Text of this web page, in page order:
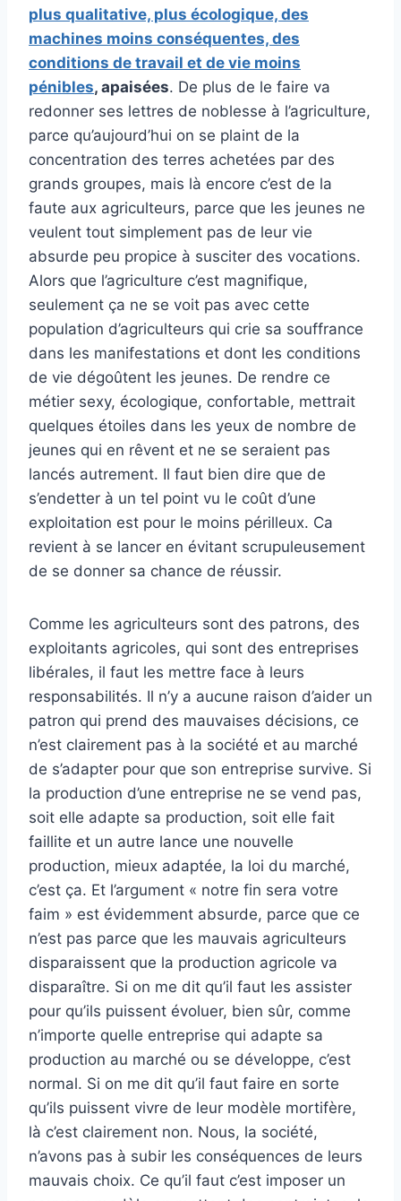
plus qualitative, plus écologique, des
machines moins conséquentes, des
conditions de travail et de vie moins
pénibles, apaisées. De plus de le faire va
redonner ses lettres de noblesse à l’agriculture,
parce qu’aujourd’hui on se plaint de la
concentration des terres achetées par des
grands groupes, mais là encore c’est de la
faute aux agriculteurs, parce que les jeunes ne
veulent tout simplement pas de leur vie
absurde peu propice à susciter des vocations.
Alors que l’agriculture c’est magnifique,
seulement ça ne se voit pas avec cette
population d’agriculteurs qui crie sa souffrance
dans les manifestations et dont les conditions
de vie dégoûtent les jeunes. De rendre ce
métier sexy, écologique, confortable, mettrait
quelques étoiles dans les yeux de nombre de
jeunes qui en rêvent et ne se seraient pas
lancés autrement. Il faut bien dire que de
s’endetter à un tel point vu le coût d’une
exploitation est pour le moins périlleux. Ca
revient à se lancer en évitant scrupuleusement
de se donner sa chance de réussir.
Comme les agriculteurs sont des patrons, des
exploitants agricoles, qui sont des entreprises
libérales, il faut les mettre face à leurs
responsabilités. Il n’y a aucune raison d’aider un
patron qui prend des mauvaises décisions, ce
n’est clairement pas à la société et au marché
de s’adapter pour que son entreprise survive. Si
la production d’une entreprise ne se vend pas,
soit elle adapte sa production, soit elle fait
faillite et un autre lance une nouvelle
production, mieux adaptée, la loi du marché,
c’est ça. Et l’argument « notre fin sera votre
faim » est évidemment absurde, parce que ce
n’est pas parce que les mauvais agriculteurs
disparaissent que la production agricole va
disparaître. Si on me dit qu’il faut les assister
pour qu’ils puissent évoluer, bien sûr, comme
n’importe quelle entreprise qui adapte sa
production au marché ou se développe, c’est
normal. Si on me dit qu’il faut faire en sorte
qu’ils puissent vivre de leur modèle mortifère,
là c’est clairement non. Nous, la société,
n’avons pas à subir les conséquences de leurs
mauvais choix. Ce qu’il faut c’est imposer un